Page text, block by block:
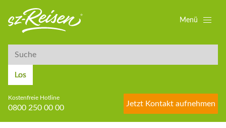
Suche
Los
Kostenfreie Hotline
0800 250 00 00
Jetzt Kontakt aufnehmen
Menü